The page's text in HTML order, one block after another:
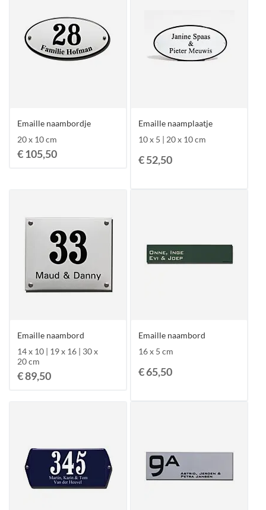
Emaille naambordje
20 x 10 cm
€ 105,50
Emaille naamplaatje
10 x 5 | 20 x 10 cm
€ 52,50
Emaille naambord
14 x 10 | 19 x 16 | 30 x
20 cm
€ 89,50
Emaille naambord
16 x 5 cm
€ 65,50